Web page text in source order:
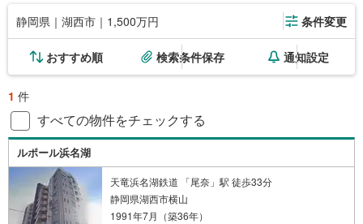
静岡県｜湖西市｜1,500万円 条件変更
おすすめ順 検索条件保存 通知設定
1 件
すべての物件をチェックする
ルポール浜名湖
天竜浜名湖鉄道 「尾奈」駅 徒歩33分
静岡県湖西市横山
1991年7月（築36年）